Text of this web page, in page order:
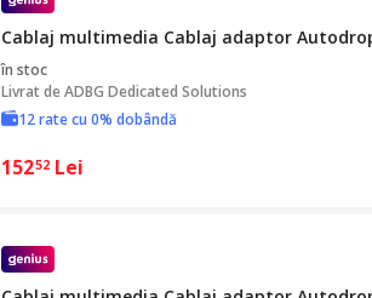
Cablaj multimedia Cablaj adaptor
în stoc
Livrat deADBG Dedicated Solutions
12 rate cu 0% dobândă
15252 Lei